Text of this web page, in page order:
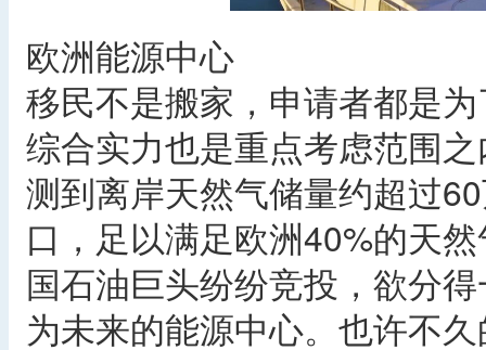
欧洲能源中心
移民不是搬家，申请者都是
综合实力也是重点考虑范围
测到离岸天然气储量约超过
口，足以满足欧洲40%的天
国石油巨头纷纷竞投，欲分
为未来的能源中心。也许不